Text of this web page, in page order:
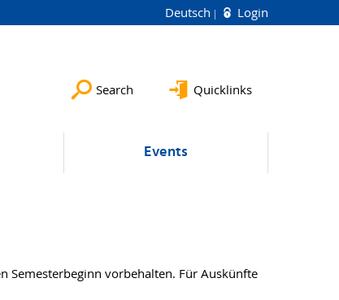
Deutsch Login
Search Quicklinks
Events
Semesterbeginn vorbehalten. Für Auskünfte